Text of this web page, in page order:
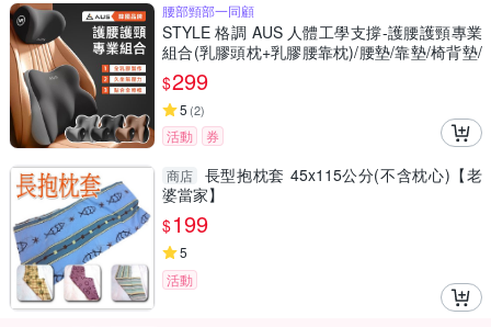
腰部頸部一同顧
STYLE 格調 AUS 人體工學支撐-護腰護頸專業
組合(乳膠頭枕+乳膠腰靠枕)/腰墊/靠墊/椅背墊/
腰枕/頸枕
$299
5 (2)
活動 券
商店
長型抱枕套 45x115公分(不含枕心)【老
婆當家】
$199
5
活動